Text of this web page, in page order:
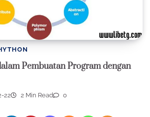
Pembuatan Program dengan
22 2 Min Read
0